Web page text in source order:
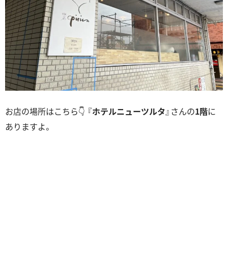
お店の場所はこちら👇 『ホテルニューツルタ』さんの1階に
ありますよ。